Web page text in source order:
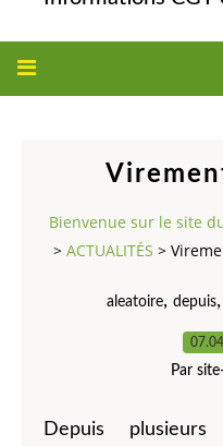
Bienvenue sur le site
> ACTUALITÉS >
aleatoire, depuis,
Par
Depuis